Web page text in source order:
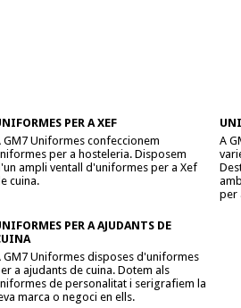
PER A XEF
GM7 Uniformes confeccionem
per a hosteleria. Disposem
ampli ventall d'uniformes per a Xef
cuina.
A
per
PER A AJUDANTS DE
GM7 Uniformes disposes d'uniformes
a ajudants de cuina. Dotem als
de personalitat i serigrafiem la
marca o negoci en ells.